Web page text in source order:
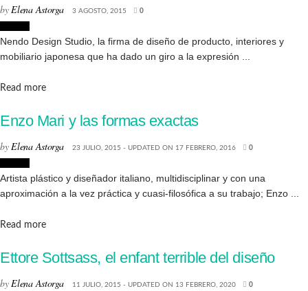
by Elena Astorga 3 AGOSTO, 2015 0
Nendo Design Studio, la firma de diseño de producto, interiores y
mobiliario japonesa que ha dado un giro a la expresión ...
Read moreDetails
Enzo Mari y las formas exactas
byElena Astorga 23 JULIO, 2015 - UPDATED ON 17 FEBRERO, 2016 0
Artista plástico y diseñador italiano, multidisciplinar y con una
aproximación a la vez práctica y cuasi-filosófica a su trabajo; Enzo ...
Read moreDetails
Ettore Sottsass, el enfant terrible del diseño
byElena Astorga 11 JULIO, 2015 - UPDATED ON 13 FEBRERO, 2020 0